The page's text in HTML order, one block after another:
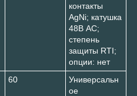
контакты
AgNi; катушка
48В AC;
степень
защиты RTI;
опции: нет
60
Универсальн
ое